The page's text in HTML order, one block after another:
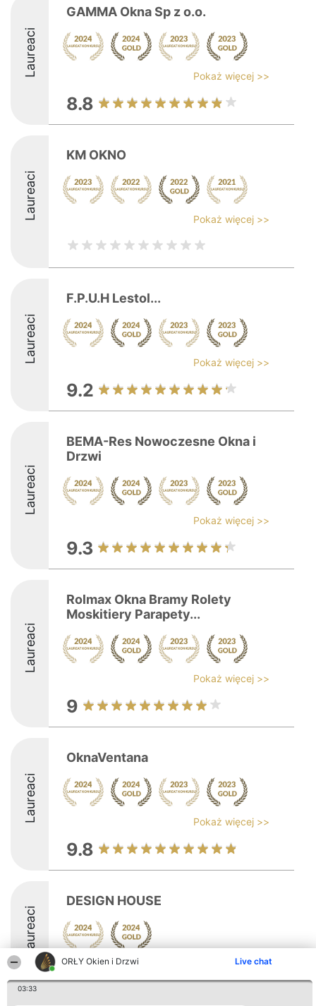
ORŁY Okien i Drzwi Live chat
03:33
Laureaci
GAMMA Okna Sp z o.o.
Pokaż więcej >>
8.8
Laureaci
KM OKNO
Pokaż więcej >>
Laureaci
F.P.U.H Lestol...
Pokaż więcej >>
9.2
Laureaci
BEMA-Res Nowoczesne Okna i
Drzwi
Pokaż więcej >>
9.3
Laureaci
Rolmax Okna Bramy Rolety
Moskitiery Parapety...
Pokaż więcej >>
9
Laureaci
OknaVentana
Pokaż więcej >>
9.8
Laureaci
DESIGN HOUSE
9.5